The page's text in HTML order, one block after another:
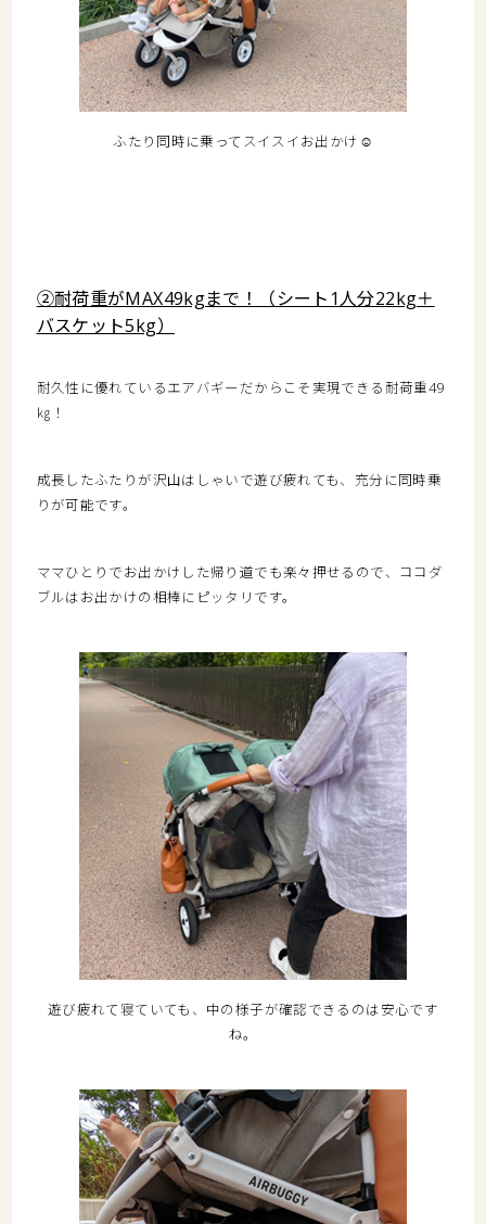
ふたり同時に乗ってスイスイお出かけ☺
②耐荷重がMAX49kgまで！（シート1人分22kg＋
バスケット5kg）
耐久性に優れているエアバギーだからこそ実現できる耐荷重49
㎏！
成長したふたりが沢山はしゃいで遊び疲れても、充分に同時乗
りが可能です。
ママひとりでお出かけした帰り道でも楽々押せるので、ココダ
ブルはお出かけの相棒にピッタリです。
遊び疲れて寝ていても、中の様子が確認できるのは安心です
ね。